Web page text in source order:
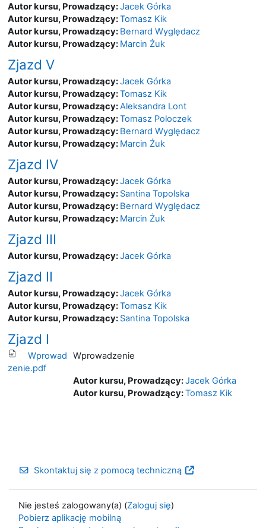
Autor kursu, Prowadzący:Jacek Górka
Autor kursu, Prowadzący:Tomasz Kik
Autor kursu, Prowadzący: Bernard Wyględacz
Autor kursu, Prowadzący: Marcin Żuk
Zjazd V
Autor kursu, Prowadzący:Jacek Górka
Autor kursu, Prowadzący:Tomasz Kik
Autor kursu, Prowadzący:Aleksandra Lont
Autor kursu, Prowadzący:Tomasz Poloczek
Autor kursu, Prowadzący: Bernard Wyględacz
Autor kursu, Prowadzący: Marcin Żuk
Zjazd IV
Autor kursu, Prowadzący:Jacek Górka
Autor kursu, Prowadzący: Santina Topolska
Autor kursu, Prowadzący: Bernard Wyględacz
Autor kursu, Prowadzący: Marcin Żuk
Zjazd III
Autor kursu, Prowadzący:Jacek Górka
Zjazd II
Autor kursu, Prowadzący:Jacek Górka
Autor kursu, Prowadzący:Tomasz Kik
Autor kursu, Prowadzący: Santina Topolska
Zjazd I
Wprowad
zenie.pdf
Wprowadzenie
Autor kursu, Prowadzący:Jacek Górka
Autor kursu, Prowadzący:Tomasz Kik
Skontaktuj się z pomocą techniczną
Nie jesteś zalogowany(a) (Zaloguj się)
Pobierz aplikację mobilną